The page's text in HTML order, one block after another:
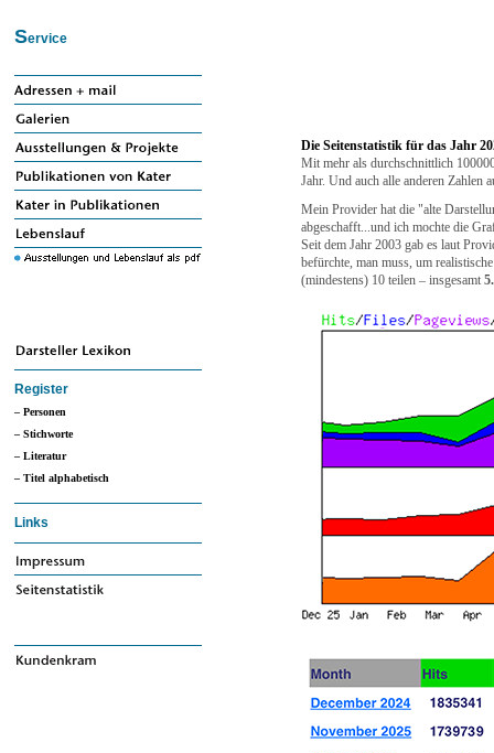
Service
Die Seitenstatistik für das Jahr
Mit mehr als durchschnittlich
Jahr. Und auch alle anderen
Mein Provider hat die "alte
abgeschafft...und ich mochte die
Seit dem Jahr 2003 gab es laut
befürchte, man muss, um
(mindestens) 10 teilen – insgesamt
Register
– Personen
– Stichworte
– Literatur
– Titel alphabetisch
Links